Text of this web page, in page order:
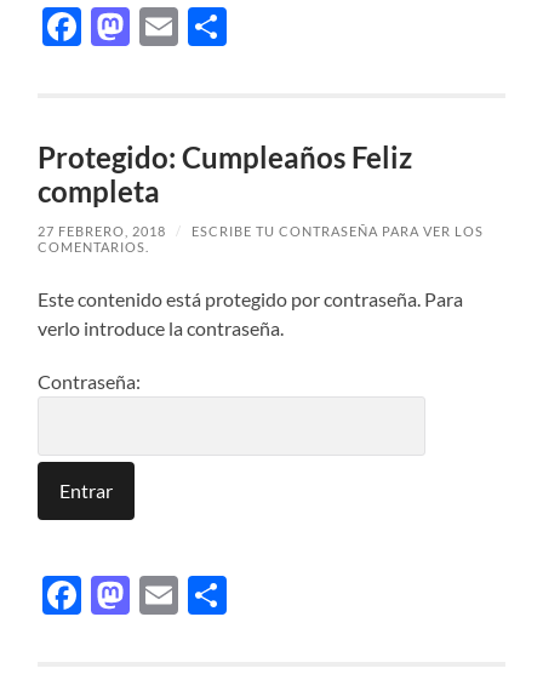
Facebook
Mastodon
Email
Protegido: Cumpleaños Feliz
completa
27 FEBRERO, 2018 /
ESCRIBE TU CONTRASEÑA PARA VER LOS
COMENTARIOS.
Este contenido está protegido por contraseña. Para
verlo introduce la contraseña.
Contraseña:
Facebook
Mastodon
Email